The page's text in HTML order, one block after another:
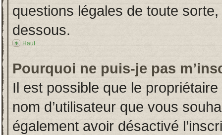
questions légales de toute
dessous.
Haut
Pourquoi ne puis-je pas
Il est possible que le
nom d’utilisateur que vous
également avoir désactivé